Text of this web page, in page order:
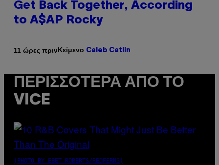
Get Back Together, According
to A$AP Rocky
11 ώρες πρινΚείμενο Caleb Catlin
ΠΕΡΙΣΣΌΤΕΡΑ ΑΠΌ ΤΟ
VICE
(PHOTO BY EBET ROBERTS/REDFERNS)